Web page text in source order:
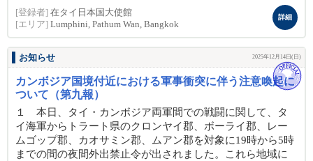
[登録者] 在タイ日本国大使館
[エリア] Lumphini, Pathum Wan, Bangkok
詳細
お知らせ 2025年12月14日(日)
カンボジア国境付近における軍事衝突に伴う注意喚起に
ついて（第九報）
１ 本日、タイ・カンボジア両軍間での戦闘に関して、タ
イ海軍からトラート県のクロンヤイ郡、ボーライ郡、レー
ムゴップ郡、カオサミン郡、ムアン郡を対象に19時から5時
までの間の夜間外出禁止令が出されました。これら地域に